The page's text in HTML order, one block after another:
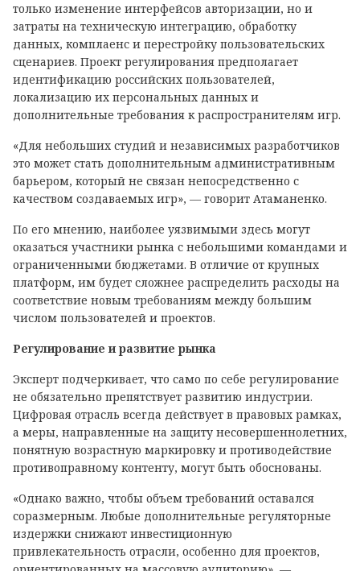
только изменение интерфейсов авторизации, но и
затраты на техническую интеграцию, обработку
данных, комплаенс и перестройку пользовательских
сценариев. Проект регулирования предполагает
идентификацию российских пользователей,
локализацию их персональных данных и
дополнительные требования к распространителям игр.
«Для небольших студий и независимых разработчиков
это может стать дополнительным административным
барьером, который не связан непосредственно с
качеством создаваемых игр», — говорит Атаманенко.
По его мнению, наиболее уязвимыми здесь могут
оказаться участники рынка с небольшими командами и
ограниченными бюджетами. В отличие от крупных
платформ, им будет сложнее распределить расходы на
соответствие новым требованиям между большим
числом пользователей и проектов.
Регулирование и развитие рынка
Эксперт подчеркивает, что само по себе регулирование
не обязательно препятствует развитию индустрии.
Цифровая отрасль всегда действует в правовых рамках,
а меры, направленные на защиту несовершеннолетних,
понятную возрастную маркировку и противодействие
противоправному контенту, могут быть обоснованы.
«Однако важно, чтобы объем требований оставался
соразмерным. Любые дополнительные регуляторные
издержки снижают инвестиционную
привлекательность отрасли, особенно для проектов,